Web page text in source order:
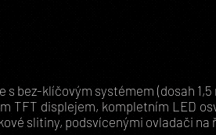
bez-klíčovým systémem (dosah
TFT displejem, kompletním LED
slitiny, podsvícenými ovladači